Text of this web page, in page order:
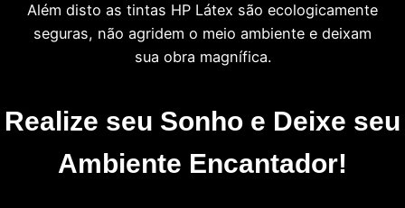
Além disto as tintas HP Látex são ecologicamente
seguras, não agridem o meio ambiente e deixam
sua obra magnífica.
Realize seu Sonho e Deixe seu
Ambiente Encantador!